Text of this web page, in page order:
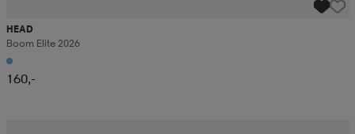
HEAD
Boom Elite 2026
160,-